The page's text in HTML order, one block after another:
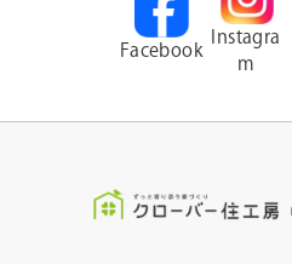
Facebook
Instagra
m